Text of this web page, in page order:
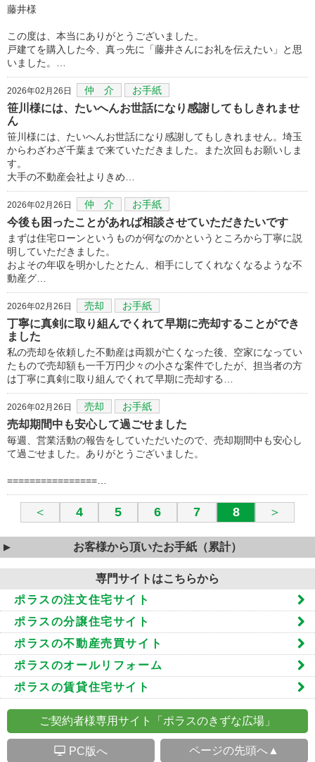
藤井様
この度は、本当にありがとうございました。
戸建てを購入した今、真っ先に「藤井さんにお礼を伝えたい」と思
いました。…
2026年02月26日 仲 介 お手紙
笹川様には、たいへんお世話になり感謝してもしきれませ
ん
笹川様には、たいへんお世話になり感謝してもしきれません。埼玉
からわざわざ千葉まで来ていただきました。また次回もお願いしま
す。
大手の不動産会社よりきめ…
2026年02月26日 仲 介 お手紙
今後も困ったことがあれば相談させていただきたいです
まずは住宅ローンというものが何なのかというところから丁寧に説
明していただきました。
およその年収を明かしたとたん、相手にしてくれなくなるような不
動産グ…
2026年02月26日 売却 お手紙
丁寧に真剣に取り組んでくれて早期に売却することができ
ました
私の売却を依頼した不動産は両親が亡くなった後、空家になってい
たもので売却額も一千万円少々の小さな案件でしたが、担当者の方
は丁寧に真剣に取り組んでくれて早期に売却する…
2026年02月26日 売却 お手紙
売却期間中も安心して過ごせました
毎週、営業活動の報告をしていただいたので、売却期間中も安心し
て過ごせました。ありがとうございました。
================…
＜ 4 5 6 7 8 ＞
お客様から頂いたお手紙（累計）
専門サイトはこちらから
ポラスの注文住宅サイト
ポラスの分譲住宅サイト
ポラスの不動産売買サイト
ポラスのオールリフォーム
ポラスの賃貸住宅サイト
ご契約者様専用サイト「ポラスのきずな広場」
S PC版へ ページの先頭へ▲